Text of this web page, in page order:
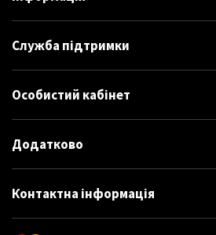
Служба підтримки
Особистий кабінет
Додатково
Контактна інформація